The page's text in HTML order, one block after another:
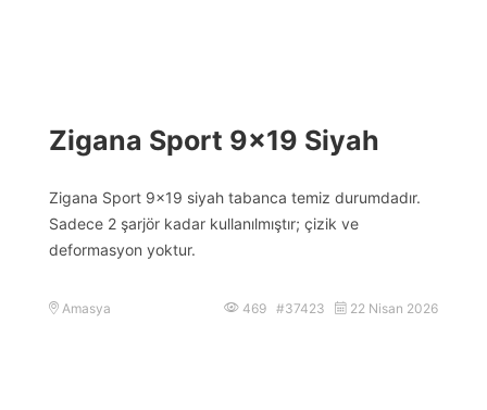
Zigana Sport 9×19 Siyah
Zigana Sport 9×19 siyah tabanca temiz durumdadır.
Sadece 2 şarjör kadar kullanılmıştır; çizik ve
deformasyon yoktur.
Amasya 469 #37423 22 Nisan 2026